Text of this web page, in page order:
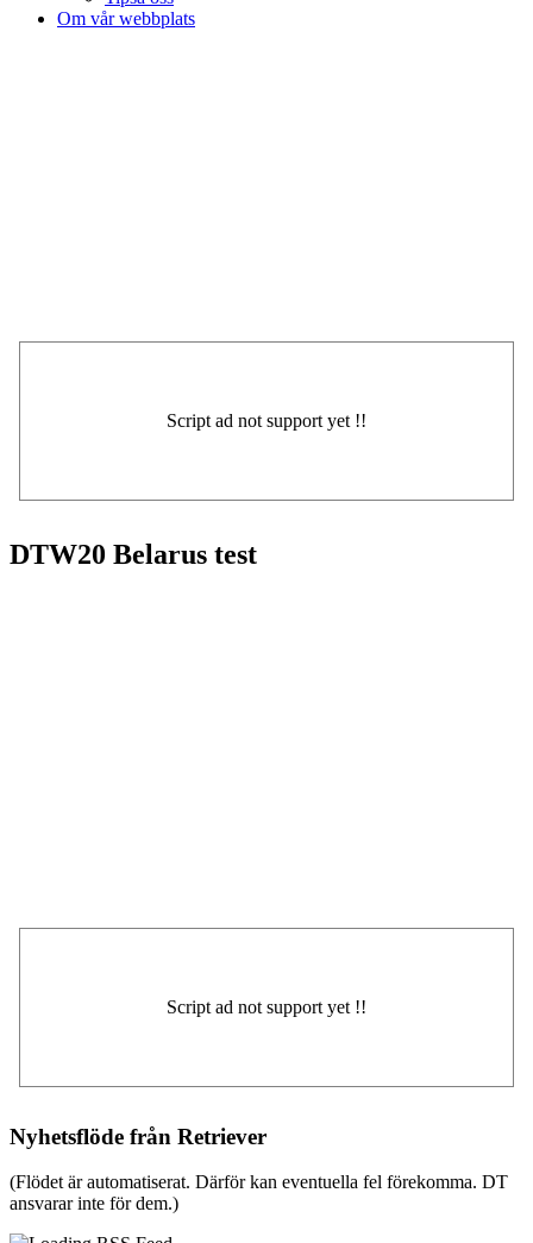
Om vår webbplats
DTW20 Belarus test
Nyhetsflöde från Retriever
(Flödet är automatiserat. Därför kan eventuella fel förekomma. DT
ansvarar inte för dem.)